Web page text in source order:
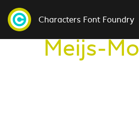
Characters Font Foundry
Meijs-